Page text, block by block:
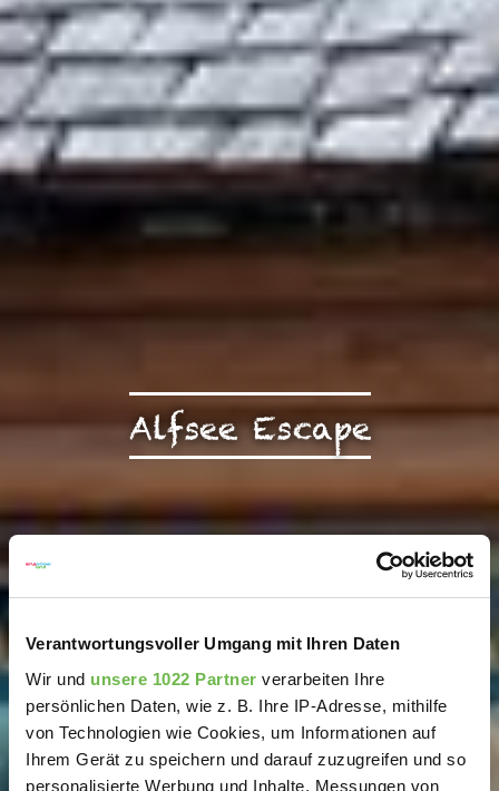
Verantwortungsvoller Umgang mit Ihren Daten
Wir und unsere 1022 Partner verarbeiten Ihre
persönlichen Daten, wie z. B. Ihre IP-Adresse, mithilfe
von Technologien wie Cookies, um Informationen auf
Ihrem Gerät zu speichern und darauf zuzugreifen und so
personalisierte Werbung und Inhalte, Messungen von
Alfsee Escape